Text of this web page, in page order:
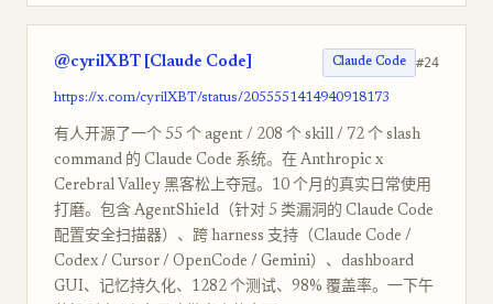
@cyrilXBT [Claude Code] Claude Code #24
https://x.com/cyrilXBT/status/2055551414940918173
有人开源了一个 55 个 agent / 208 个 skill / 72 个 slash
command 的 Claude Code 系统。在 Anthropic x
Cerebral Valley 黑客松上夺冠。10 个月的真实日常使用
打磨。包含 AgentShield（针对 5 类漏洞的 Claude Code
配置安全扫描器）、跨 harness 支持（Claude Code /
Codex / Cursor / OpenCode / Gemini）、dashboard
GUI、记忆持久化、1282 个测试、98% 覆盖率。一下午